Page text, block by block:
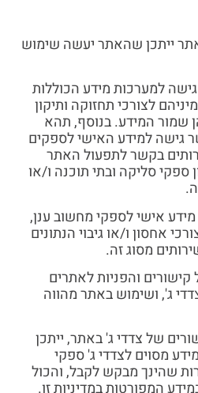
ייתכן שהאתר יעשה שימוש
למערכות מידע הכוללות
לצורכי תחזוקה ותיקון
שמור המידע. בנוסף, תהא
גישה למידע האישי לספקים
בקשר לתפעול האתר
ספקי סליקה ובתי תוכנה ו/או
אישי לספקי מחשוב ענן,
אחסון ו/או גיבוי הנתונים
מסוג זה.
קישורים והפניות לאתרים
ג', ושימוש באתר מהווה
של צדדי ג' באתר, ייתכן
מסוים לצדדי ג' ספקי
שהינך מבקש לקבל, והכול